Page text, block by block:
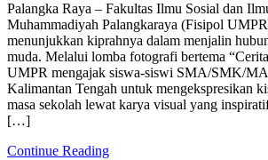
Palangka Raya – Fakultas Ilmu Sosial dan
Muhammadiyah Palangkaraya (Fisipol
menunjukkan kiprahnya dalam menjalin
muda. Melalui lomba fotografi bertema
UMPR mengajak siswa-siswi SMA/SMK/MA
Kalimantan Tengah untuk mengekspresikan
masa sekolah lewat karya visual yang
[…]
Continue Reading